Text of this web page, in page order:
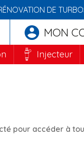
DE
MON
Injecteur
pour accéder à